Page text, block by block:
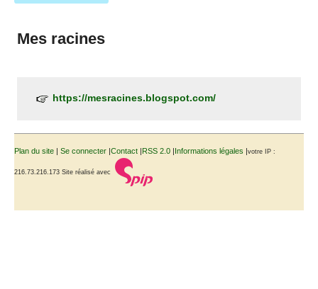
Mes racines
https://mesracines.blogspot.com/
Plan du site Se connecter Contact RSS 2.0 Informations légales votre IP :
216.73.216.173 Site réalisé avec